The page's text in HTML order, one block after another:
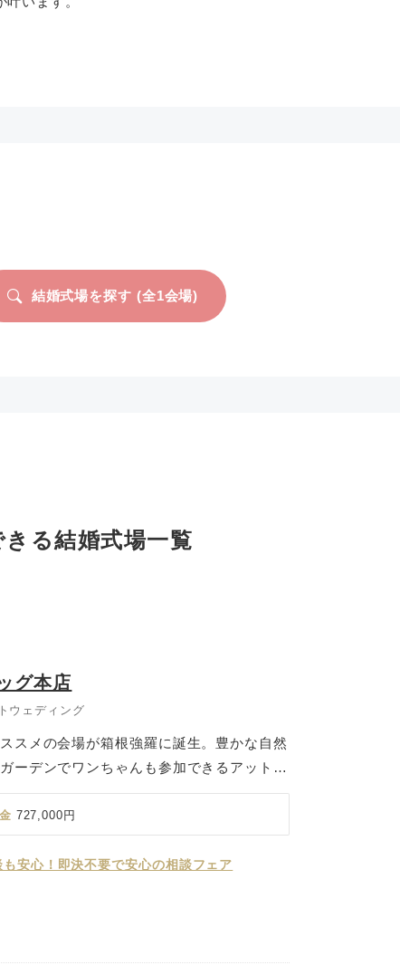
結婚式場を探す (全1会場)
る結婚式場一覧
グ本店
ウェディング
スメの会場が箱根強羅に誕生。豊かな自然
ーデンでワンちゃんも参加できるアットホ
「ペットと泊まれるお宿」として数々の受
アムドックホテル」を一棟貸切できるの
の特別な時間をゆっくりとご堪能いただけ
けでなく、お食事から宿泊まで贅沢に一日
727,000円
安心！即決不要で安心の相談フェア